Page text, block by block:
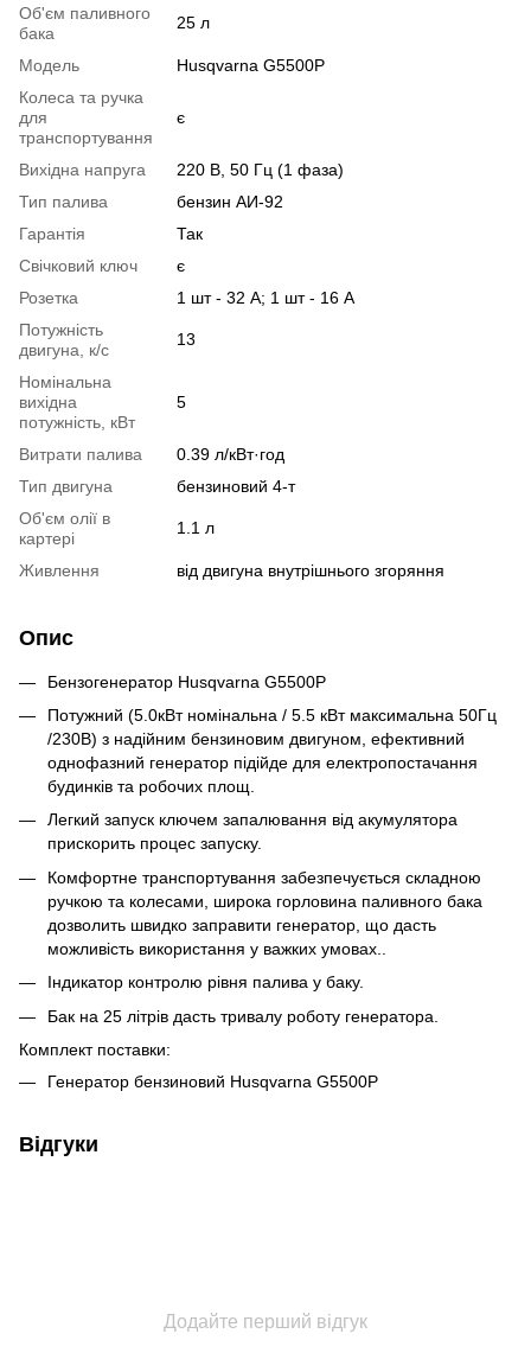
Об'єм паливного
бака
25 л
Модель
Husqvarna G5500P
Колеса та ручка
для
транспортування
є
Вихідна напруга
220 В, 50 Гц (1 фаза)
Тип палива
бензин АИ-92
Гарантія
Так
Свічковий ключ
є
Розетка
1 шт - 32 А; 1 шт - 16 А
Потужність
двигуна, к/с
13
Номінальна
вихідна
потужність, кВт
5
Витрати палива
0.39 л/кВт·год
Тип двигуна
бензиновий 4-т
Об'єм олії в
картері
1.1 л
Живлення від двигуна внутрішнього згоряння
Опис
Бензогенератор Husqvarna G5500P
Потужний (5.0кВт номінальна / 5.5 кВт максимальна 50Гц
/230В) з надійним бензиновим двигуном, ефективний
однофазний генератор підійде для електропостачання
будинків та робочих площ.
Легкий запуск ключем запалювання від акумулятора
прискорить процес запуску.
Комфортне транспортування забезпечується складною
ручкою та колесами, широка горловина паливного бака
дозволить швидко заправити генератор, що дасть
можливість використання у важких умовах..
Індикатор контролю рівня палива у баку.
Бак на 25 літрів дасть тривалу роботу генератора.
Комплект поставки:
Генератор бензиновий Husqvarna G5500P
Відгуки
Додайте перший відгук